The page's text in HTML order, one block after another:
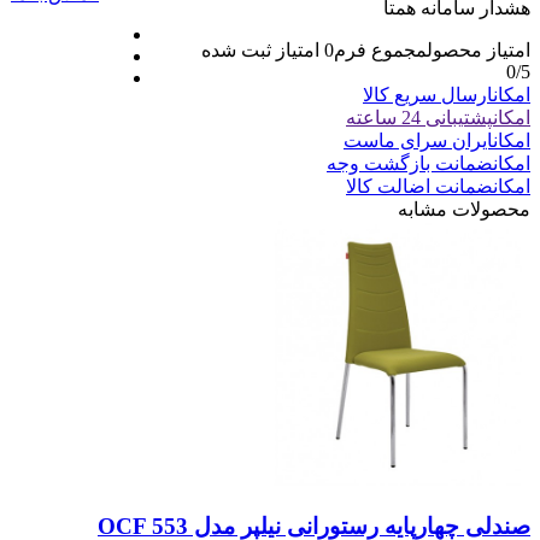
هشدار سامانه همتا
امتیاز محصولمجموع فرم0 امتیاز ثبت شده
0/5
امکانارسال سریع کالا
امکانپشتیبانی 24 ساعته
امکانایران سرای ماست
امکانضمانت بازگشت وجه
امکانضمانت اضالت کالا
محصولات مشابه
صندلی چهارپایه رستورانی نیلپر مدل OCF 553